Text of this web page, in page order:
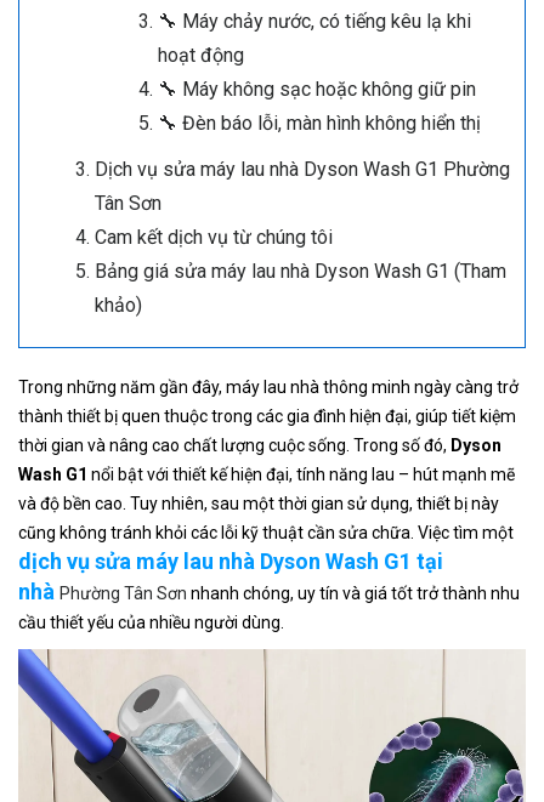
🔧 Máy chảy nước, có tiếng kêu lạ khi
hoạt động
🔧 Máy không sạc hoặc không giữ pin
🔧 Đèn báo lỗi, màn hình không hiển thị
Dịch vụ sửa máy lau nhà Dyson Wash G1 Phường
Tân Sơn
Cam kết dịch vụ từ chúng tôi
Bảng giá sửa máy lau nhà Dyson Wash G1 (Tham
khảo)
Trong những năm gần đây, máy lau nhà thông minh ngày càng trở
thành thiết bị quen thuộc trong các gia đình hiện đại, giúp tiết kiệm
thời gian và nâng cao chất lượng cuộc sống. Trong số đó, Dyson
Wash G1 nổi bật với thiết kế hiện đại, tính năng lau – hút mạnh mẽ
và độ bền cao. Tuy nhiên, sau một thời gian sử dụng, thiết bị này
cũng không tránh khỏi các lỗi kỹ thuật cần sửa chữa. Việc tìm một
dịch vụ sửa máy lau nhà Dyson Wash G1 tại
nhà Phường Tân Sơn nhanh chóng, uy tín và giá tốt trở thành nhu
cầu thiết yếu của nhiều người dùng.